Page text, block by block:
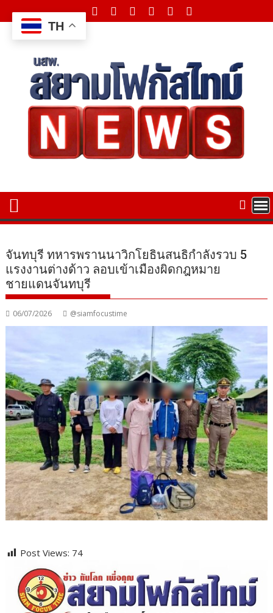
to
content
จันทบุรี ทหารพรานนาวิกโยธินสนธิกำลังรวบ 5
แรงงานต่างด้าว ลอบเข้าเมืองผิดกฎหมาย
ชายแดนจันทบุรี
06/07/2026 @siamfocustime
Post Views: 74
TH